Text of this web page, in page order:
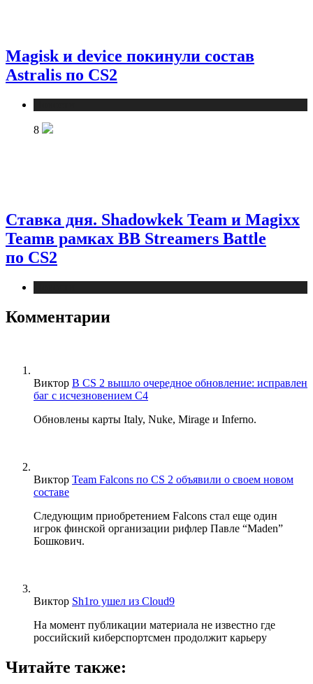
Magisk и device покинули состав
Astralis по CS2
8
Ставка дня. Shadowkek Team и Magixx
Teamв рамках BB Streamers Battle
по CS2
Комментарии
Виктор В CS 2 вышло очередное обновление: исправлен
баг с исчезновением C4
Обновлены карты Italy, Nuke, Mirage и Inferno.
Виктор Team Falcons по CS 2 объявили о своем новом
составе
Следующим приобретением Falcons стал еще один
игрок финской организации рифлер Павле “Maden”
Бошкович.
Виктор Sh1ro ушел из Cloud9
На момент публикации материала не известно где
российский киберспортсмен продолжит карьеру
Читайте также: